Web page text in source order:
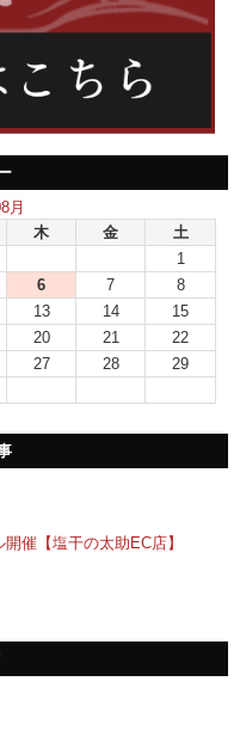
月
木 金
土
1
6 7
8
13 14
15
20 21
22
27 28
29
催【塩干の太助EC店】